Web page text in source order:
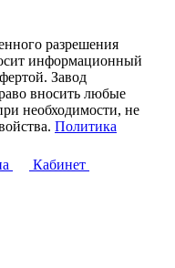
разрешения
информационный
Завод
вносить любые
необходимости, не
Политика
Кабинет